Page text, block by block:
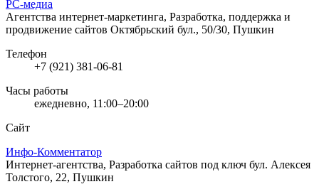
РС-медиа
Агентства интернет-маркетинга, Разработка, поддержка и
продвижение сайтов Октябрьский бул., 50/30, Пушкин
Телефон
+7 (921) 381-06-81
Часы работы
ежедневно, 11:00–20:00
Сайт
Инфо-Комментатор
Интернет-агентства, Разработка сайтов под ключ бул. Алексея
Толстого, 22, Пушкин